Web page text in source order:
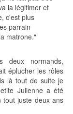
la légitimer et
c'est plus
parrain -
matrone."
deux normands,
éplucher les rôles
là tout de suite je
Julienne a été
tout juste deux ans